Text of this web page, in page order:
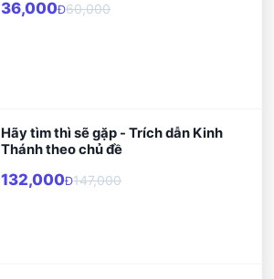
36,000Đ60,000
Hãy tìm thì sẽ gặp - Trích dẫn Kinh
Thánh theo chủ đề
132,000Đ147,000